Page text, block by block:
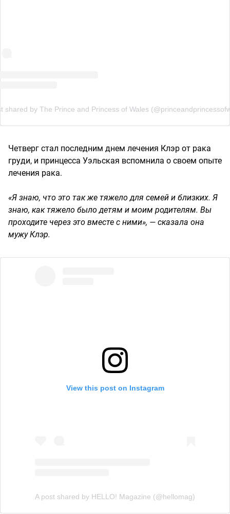
shared by The Prince and Princess of Wales
Четверг стал последним днем ​​лечения Клэр от рака
груди, и принцесса Уэльская вспомнила о своем опыте
лечения рака.
«Я знаю, что это так же тяжело для семей и близких. Я
знаю, как тяжело было детям и моим родителям. Вы
проходите через это вместе с ними», — сказала она
мужу Клэр.
View this post on Instagram
A post shared by HELLO! Magazine (@hellomag)